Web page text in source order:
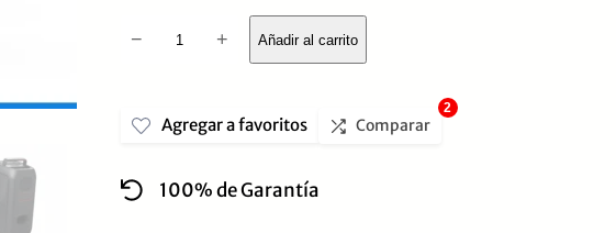
Parlante
160W
− + Añadir al carrito
Agregar a favoritos Comparar
2
100% de Garantía